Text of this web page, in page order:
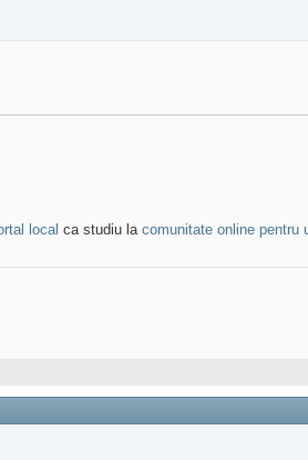
local ca studiu la comunitate online pentru